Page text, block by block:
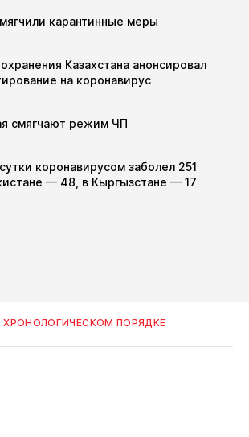
карантинные меры
Казахстана анонсировал
на коронавирус
смягчают режим ЧП
коронавирусом заболел 251
— 48, в Кыргызстане — 17
ХРОНОЛОГИЧЕСКОМ ПОРЯДКЕ